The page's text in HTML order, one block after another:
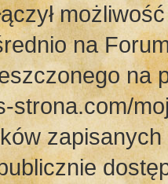
na
na
strona.com/